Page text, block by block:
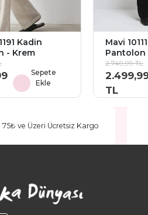
Kadin
- Krem
Sepete
Ekle
Mavi
Pantolon
2.749,99 TL
TL
75₺ ve Üzeri Ücretsiz Kargo